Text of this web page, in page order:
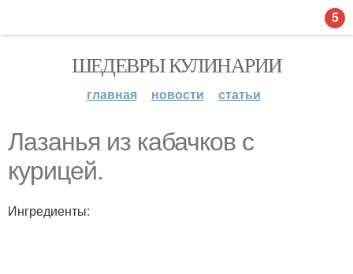
ШЕДЕВРЫ КУЛИНАРИИ
главная новости статьи
Лазанья из кабачков с
курицей.
Ингредиенты:
5